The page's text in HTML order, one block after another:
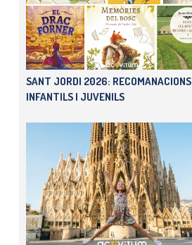
SANT JORDI 2026: RECOMANACIONS
INFANTILS I JUVENILS